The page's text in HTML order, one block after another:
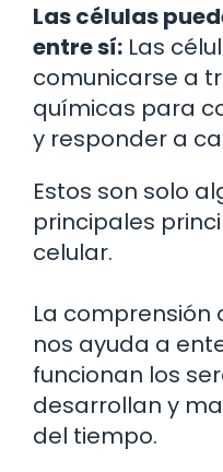
Las células
entre sí: Las
comunicarse a
químicas para
y responder a
Estos son solo
principales
celular.
La comprensión
nos ayuda a
funcionan los
desarrollan y
del tiempo.